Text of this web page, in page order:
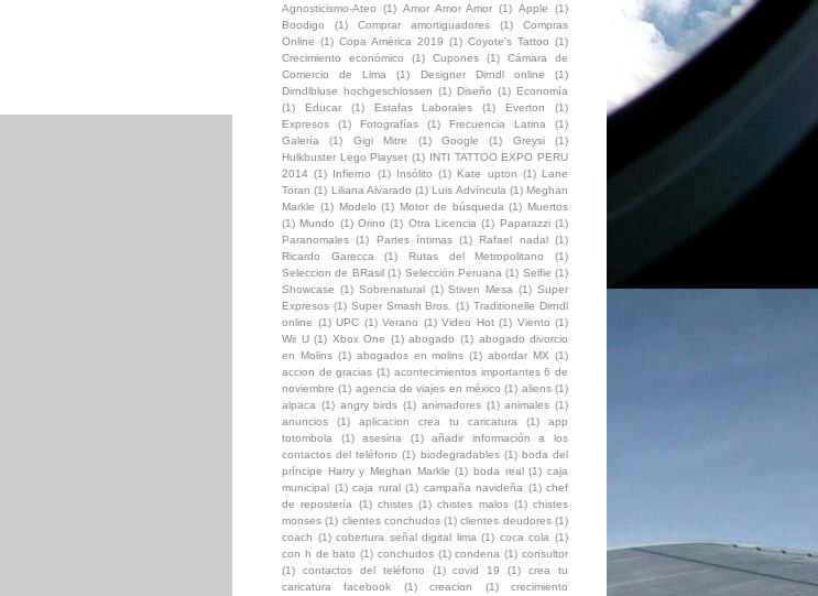
Agnosticismo-Ateo
(1) Amor Amor Amor (1) Apple
(1)
Boodigo
(1) Comprar amortiguadores (1)
Compras
Online (1) Copa América 2019 (1) Coyote's Tattoo (1)
Crecimiento económico
(1) Cupones (1)
Cámara de
Comercio de Lima
(1) Designer Dirndl online
(1)
Dirndlbluse hochgeschlossen (1) Diseño (1) Economía
(1)
Educar (1) Estafas Laborales (1) Everton
(1)
Expresos
(1) Fotografías (1) Frecuencia Latina
(1)
Galería
(1) Gigi Mitre (1) Google (1) Greysi
(1)
Hulkbuster Lego Playset (1) INTI TATTOO EXPO PERU
2014 (1) Infierno (1) Insólito (1) Kate upton (1) Lane
Toran (1) Liliana Alvarado (1) Luis Advíncula (1) Meghan
Markle (1) Modelo (1) Motor de búsqueda (1) Muertos
(1) Mundo (1) Orino (1) Otra Licencia (1) Paparazzi (1)
Paranomales (1) Partes íntimas (1) Rafael nadal (1)
Ricardo Garecca
(1) Rutas del Metropolitano
(1)
Seleccion de BRasil (1) Selección Peruana (1) Selfie (1)
Showcase (1) Sobrenatural (1) Stiven Mesa (1) Super
Expresos (1) Super Smash Bros. (1) Traditionelle Dirndl
online (1) UPC (1) Verano (1) Video Hot (1) Viento (1)
Wii U (1) Xbox One (1) abogado (1) abogado divorcio
en Molins (1) abogados en molins (1) abordar MX (1)
accion de gracias (1) acontecimientos importantes 6 de
noviembre (1) agencia de viajes en méxico (1) aliens (1)
alpaca (1) angry birds (1) animadores (1) animales (1)
anuncios
(1) aplicacion crea tu caricatura (1)
app
totombola
(1) asesina (1)
añadir información a los
contactos del teléfono (1) biodegradables (1) boda del
príncipe Harry y Meghan Markle (1) boda real (1) caja
municipal (1) caja rural (1) campaña navideña (1) chef
de repostería (1) chistes (1) chistes malos (1) chistes
monses (1) clientes conchudos (1) clientes deudores (1)
coach (1) cobertura señal digital lima (1) coca cola (1)
con h de bato (1) conchudos (1) condena (1) consultor
(1)
contactos del teléfono (1) covid 19 (1)
crea tu
caricatura facebook
(1) creacion (1)
crecimiento